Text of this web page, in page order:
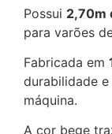
Possui 2,70m
para varões
Fabricada em
durabilidade
máquina.
A cor bege